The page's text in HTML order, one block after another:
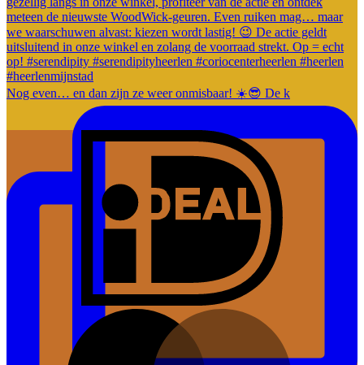
Nog even… en dan zijn ze weer onmisbaar! ☀️😎 De k